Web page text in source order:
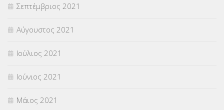
Σεπτέμβριος 2021
Αύγουστος 2021
Ιούλιος 2021
Ιούνιος 2021
Μάιος 2021